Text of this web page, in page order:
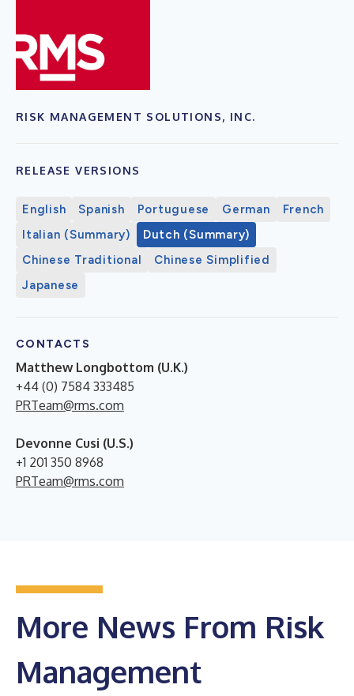
RISK MANAGEMENT SOLUTIONS, INC.
RELEASE VERSIONS
English Spanish Portuguese German
French
Italian (Summary)
Dutch (Summary)
Chinese Traditional
Chinese Simplified
Japanese
CONTACTS
Matthew Longbottom (U.K.)
+44 (0) 7584 333485
PRTeam@rms.com
Devonne Cusi (U.S.)
+1 201 350 8968
PRTeam@rms.com
More News From Risk
Management